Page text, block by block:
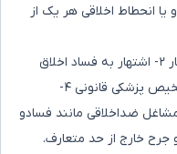
انحطاط اخلاقی هر یک از
۱- اعتیاد زیان آور به الکل، موادمخدر و قمار ۲- اشتهار به فساد اخلاق
وفحشا ۳- ابتلا به بیماری‌های روانی با تشخیص پزشکی قانونی ۴-
ضداخلاقی مانند فسادو